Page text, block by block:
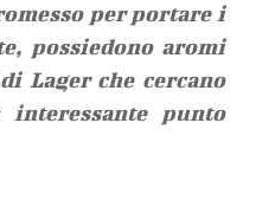
per portare i
possiedono aromi
Lager che cercano
punto